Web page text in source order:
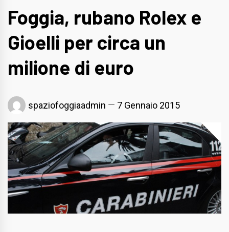
Foggia, rubano Rolex e
Gioelli per circa un
milione di euro
spaziofoggiaadmin 7 Gennaio 2015